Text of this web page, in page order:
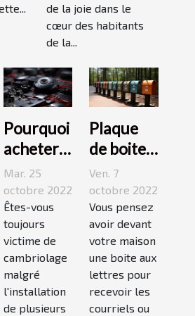
de la joie dans le
cœur des habitants
de la...
Pourquoi
acheter
une
caméra
espion ?
Mar. 25
octobre 2022
Êtes-vous
toujours
victime de
cambriolage
malgré
l'installation
de plusieurs
Plaque
de boite
aux
lettres :3
conseils
pour bien
choisir un
bon
modèle
Ven. 7
octobre 2022
Vous pensez
avoir devant
votre maison
une boite aux
lettres pour
recevoir les
courriels ou